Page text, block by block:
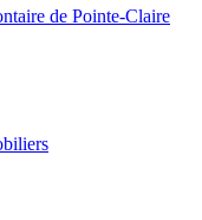
de Pointe-Claire